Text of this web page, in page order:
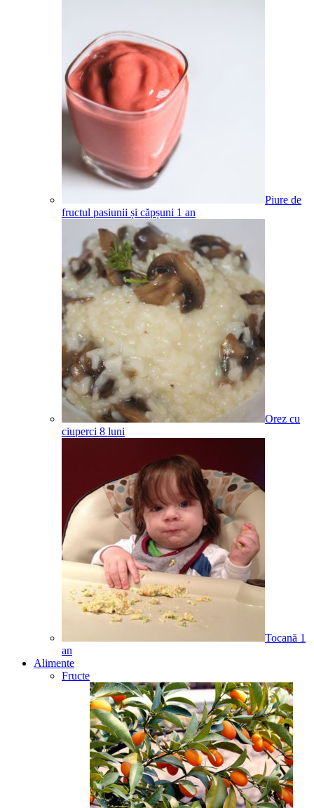
Piure de
fructul pasiunii și căpșuni 1 an
Orez cu
ciuperci 8 luni
Tocană 1
an
Alimente
Fructe